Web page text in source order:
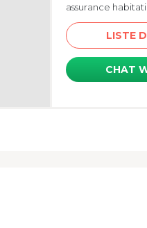
assurance
LISTE
CHAT